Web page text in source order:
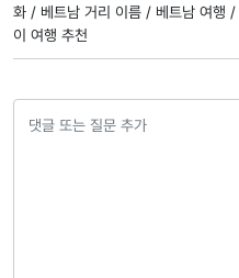
화 / 베트남 거리 이름 / 베트남 여행 /
이 여행 추천